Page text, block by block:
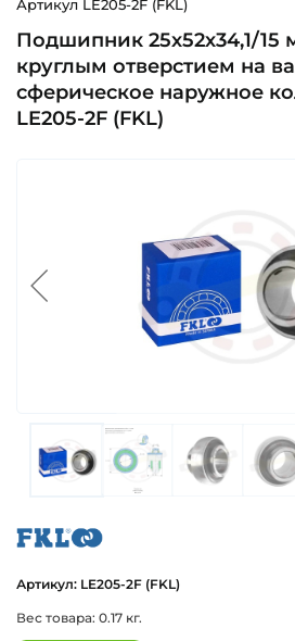
Артикул LE205-2F (FKL)
Подшипник 25х52х34,1/
круглым отверстием на
сферическое наружное
LE205-2F (FKL)
Артикул: LE205-2F (FKL)
Вес товара: 0.17 кг.